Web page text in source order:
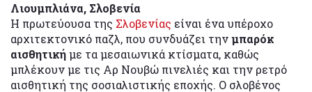
Λιουμπλιάνα, Σλοβενία
Η πρωτεύουσα της Σλοβενίας είναι ένα υπέροχο
αρχιτεκτονικό παζλ, που συνδυάζει τηνμπαρόκ
αισθητικήμε τα μεσαιωνικά κτίσματα, καθώς
μπλέκουν με τις Αρ Νουβώ πινελιές και την ρετρό
αισθητική της σοσιαλιστικής εποχής. Ο σλοβένος